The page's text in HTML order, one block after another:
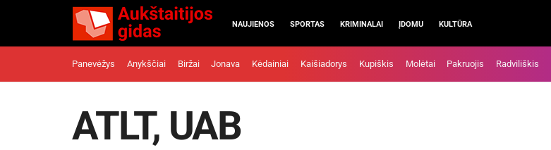
NAUJIENOS SPORTAS KRIMINALAI ĮDOMU KULTŪRA
Panevėžys Anykščiai Biržai Jonava Kėdainiai Kaišiadorys Kupiškis Molėtai Pakruojis Radviliškis
ATLT, UAB